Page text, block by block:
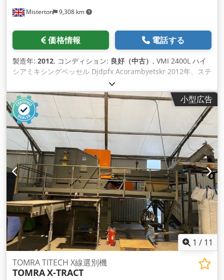
Misterton 9,308 km
価格情報 電話する
製造年: 2012, コンディション: 良好（中古） , VMI 2400L ハイ
シアミキシングベッセル Djdpfx Acorambyetskr 2012年、ステ
ンレス製、2400Lジャケット付ミキシングベッセル、トップマ
ウント攪拌・掻き取り面、中央ハイシアミキシングシャフ ト、
遠心ポンプ付、3Ph
小型広告
1 / 11
TOMRA TITECH X線選別機
TOMRAX-TRACT